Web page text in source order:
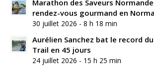
Marathon des Saveurs
rendez-vous gourmand en
30 juillet 2026 - 8 h 18 min
Aurélien Sanchez bat le record
Trail en 45 jours
24 juillet 2026 - 15 h 25 min